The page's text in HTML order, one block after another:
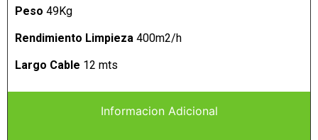
Informacion Adicional
Peso 49Kg
Rendimiento Limpieza 400m2/h
Largo Cable 12 mts